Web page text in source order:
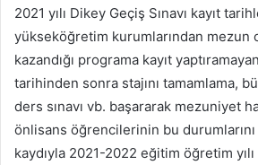
2021 yılı Dikey Geçiş Sınavı kayıt
yükseköğretim kurumlarından mezun
kazandığı programa kayıt
tarihinden sonra stajını tamamlama,
ders sınavı vb. başararak mezuniyet
önlisans öğrencilerinin bu
kaydıyla 2021-2022 eğitim öğretim yılı